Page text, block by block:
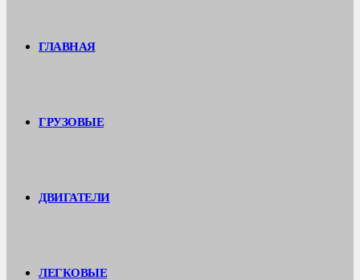
ГЛАВНАЯ
ГРУЗОВЫЕ
ДВИГАТЕЛИ
ЛЕГКОВЫЕ